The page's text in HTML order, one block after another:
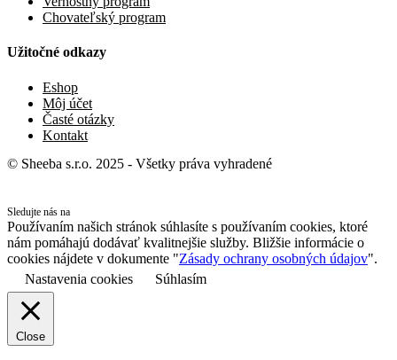
Chovateľský program
Užitočné odkazy
Eshop
Môj účet
Časté otázky
Kontakt
© Sheeba s.r.o. 2025 - Všetky práva vyhradené
Sledujte nás na
Používaním našich stránok súhlasíte s používaním cookies, ktoré
nám pomáhajú dodávať kvalitnejšie služby. Bližšie informácie o
cookies nájdete v dokumente "Zásady ochrany osobných údajov".
Nastavenia cookies
Súhlasím
Close